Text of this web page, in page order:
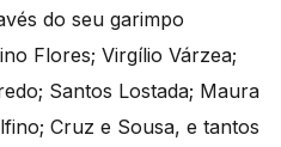
do seu garimpo
Flores; Virgílio Várzea;
Santos Lostada; Maura
Cruz e Sousa, e tantos